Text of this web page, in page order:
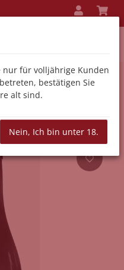
nur für volljährige Kunden
bestätigen Sie
alt sind.
Nein, Ich bin unter 18.